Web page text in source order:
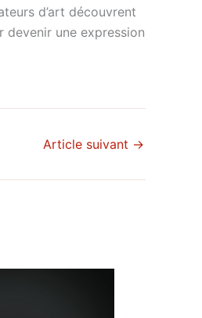
d’art découvrent
devenir une expression
Article suivant →